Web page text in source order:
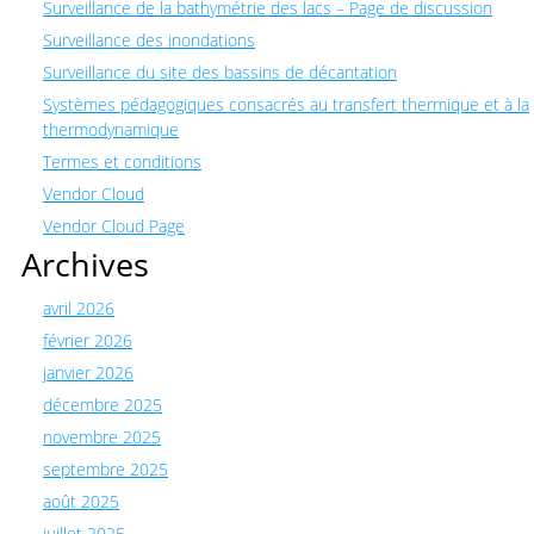
Surveillance de la bathymétrie des lacs – Page de discussion
Surveillance des inondations
Surveillance du site des bassins de décantation
Systèmes pédagogiques consacrés au transfert thermique et à la
thermodynamique
Termes et conditions
Vendor Cloud
Vendor Cloud Page
Archives
avril 2026
février 2026
janvier 2026
décembre 2025
novembre 2025
septembre 2025
août 2025